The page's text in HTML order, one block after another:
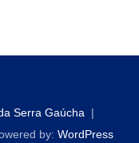
Serra Gaúcha
by: WordPress